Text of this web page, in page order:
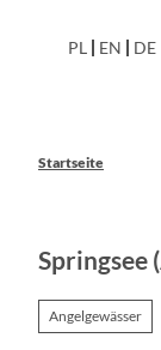
PL EN DE
Startseite
Springsee
Angelgewässer